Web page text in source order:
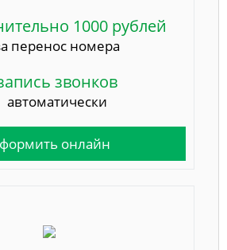
1000 рублей
перенос номера
звонков
автоматически
онлайн